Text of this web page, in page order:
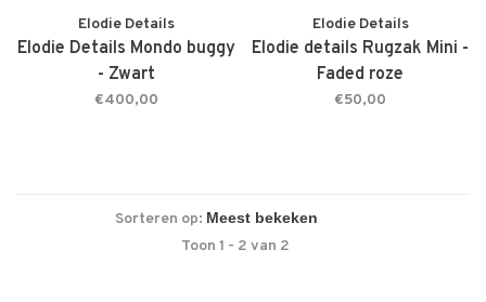
Elodie Details
Elodie Details Mondo buggy
- Zwart
€400,00
Elodie Details
Elodie details Rugzak Mini -
Faded roze
€50,00
Sorteren op:
Toon 1 - 2 van 2